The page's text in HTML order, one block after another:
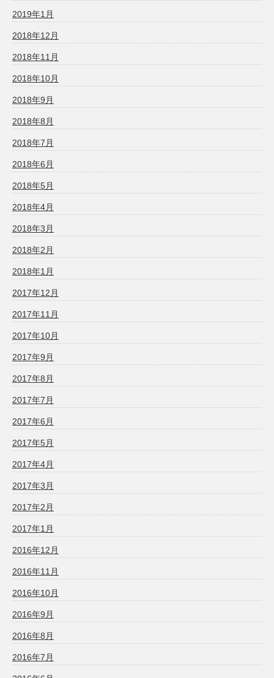
2019年1月
2018年12月
2018年11月
2018年10月
2018年9月
2018年8月
2018年7月
2018年6月
2018年5月
2018年4月
2018年3月
2018年2月
2018年1月
2017年12月
2017年11月
2017年10月
2017年9月
2017年8月
2017年7月
2017年6月
2017年5月
2017年4月
2017年3月
2017年2月
2017年1月
2016年12月
2016年11月
2016年10月
2016年9月
2016年8月
2016年7月